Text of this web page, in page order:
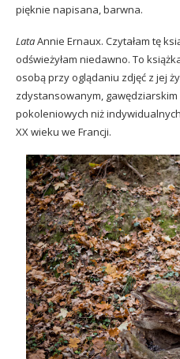
pięknie napisana, barwna.
LataAnnie Ernaux. Czytałam tę
odświeżyłam niedawno. To
osobą przy oglądaniu zdjęć z jej
zdystansowanym,
pokoleniowych niż
XX wieku we Francji.